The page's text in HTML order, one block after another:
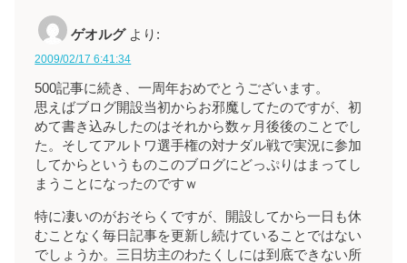
ゲオルグ より:
2009/02/17 6:41:34
500記事に続き、一周年おめでとうございます。
思えばブログ開設当初からお邪魔してたのですが、初
めて書き込みしたのはそれから数ヶ月後後のことでし
た。そしてアルトワ選手権の対ナダル戦で実況に参加
してからというものこのブログにどっぷりはまってし
まうことになったのですｗ
特に凄いのがおそらくですが、開設してから一日も休
むことなく毎日記事を更新し続けていることではない
でしょうか。三日坊主のわたくしには到底できない所